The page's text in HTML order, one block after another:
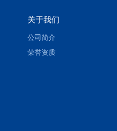
关于我们
公司简介
荣誉资质